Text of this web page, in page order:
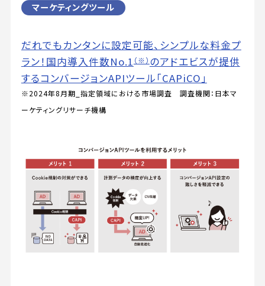
マーケティングツール
だれでもカンタンに設定可能、シンプルな料金プ
ラン！国内導入件数No.1（※）のアドエビスが提供
するコンバージョンAPIツール「CAPiCO」
※2024年8月期_指定領域における市場調査 調査機関：日本マ
ーケティングリサーチ機構